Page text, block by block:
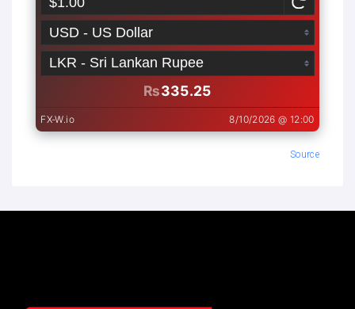
Source